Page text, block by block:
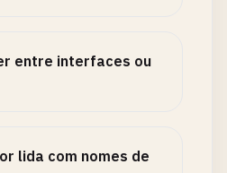
entre interfaces ou
lida com nomes de